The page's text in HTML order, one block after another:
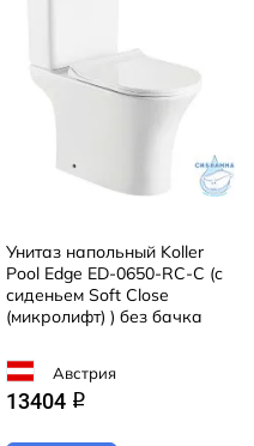
Унитаз напольный Koller
Pool Edge ED-0650-RC-C (с
сиденьем Soft Close
(микролифт) ) без бачка
Австрия
13404 q